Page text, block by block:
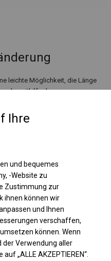
leichte Möglichkeit, die Länge
mithilfe des
sind in 1m oder 2m erhältlich.
Ihre
und bequemes
-Website zu
Zustimmung zur
ihnen können wir
und Ihnen
verschaffen,
können. Wenn
der Verwendung aller
„ALLE AKZEPTIEREN“.